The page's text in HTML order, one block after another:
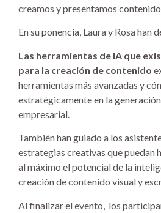
creamos y presentamos
En su ponencia, Laura y Rosa han
Las herramientas de IA que
para la creación de contenido
herramientas más avanzadas y
estratégicamente en la
empresarial.
También han guiado a los
estrategias creativas que puedan
al máximo el potencial de la
creación de contenido visual y
Al finalizar el evento, los